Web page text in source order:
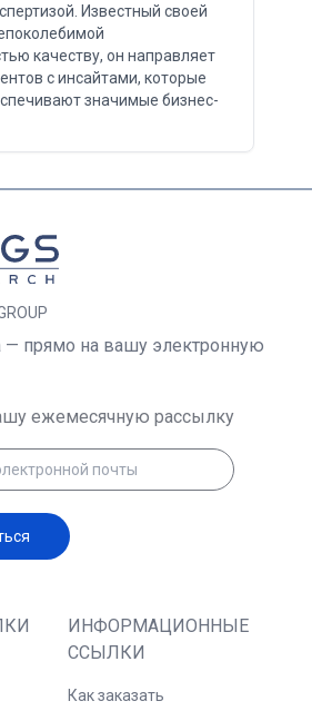
Известный своей
качеству, он направляет
с инсайтами, которые
значимые бизнес-
ИНФОРМАЦИОННЫЕ
ССЫЛКИ
Как заказать
— прямо на вашу электронную
ежемесячную рассылку